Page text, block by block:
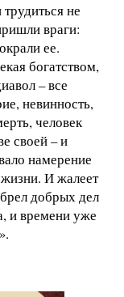
не
враги:
ее.
богатством,
– все
невинность,
человек
своей – и
намерение
И жалеет
добрых дел
и времени уже